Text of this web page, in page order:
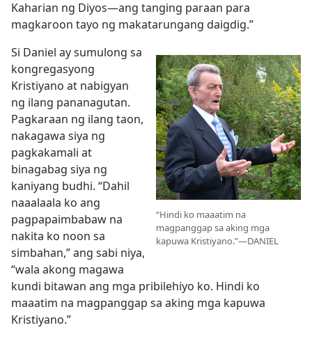
Kaharian ng Diyos—ang tanging paraan para
magkaroon tayo ng makatarungang daigdig.”
“Hindi ko maaatim na
magpanggap sa aking mga
kapuwa Kristiyano.”—DANIEL
Si Daniel ay sumulong sa
kongregasyong
Kristiyano at nabigyan
ng ilang pananagutan.
Pagkaraan ng ilang taon,
nakagawa siya ng
pagkakamali at
binagabag siya ng
kaniyang budhi. “Dahil
naaalaala ko ang
pagpapaimbabaw na
nakita ko noon sa
simbahan,” ang sabi niya,
“wala akong magawa
kundi bitawan ang mga pribilehiyo ko. Hindi ko
maaatim na magpanggap sa aking mga kapuwa
Kristiyano.”